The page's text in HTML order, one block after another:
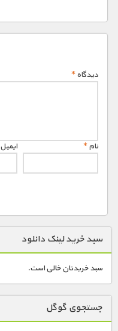
ماورایی
دیدگاه*
نام* ایمیل
سبد خرید لینک دانلود
سبد خریدتان خالی است.
جستجوی گوگل